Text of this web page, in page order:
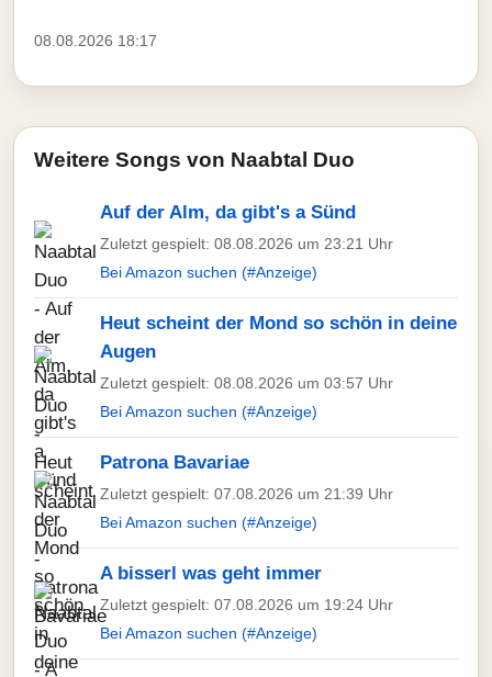
08.08.2026 18:17
Weitere Songs von Naabtal Duo
Auf der Alm, da gibt's a Sünd
Zuletzt gespielt: 08.08.2026 um 23:21 Uhr
Bei Amazon suchen (#Anzeige)
Heut scheint der Mond so schön in deine
Augen
Zuletzt gespielt: 08.08.2026 um 03:57 Uhr
Bei Amazon suchen (#Anzeige)
Patrona Bavariae
Zuletzt gespielt: 07.08.2026 um 21:39 Uhr
Bei Amazon suchen (#Anzeige)
A bisserl was geht immer
Zuletzt gespielt: 07.08.2026 um 19:24 Uhr
Bei Amazon suchen (#Anzeige)